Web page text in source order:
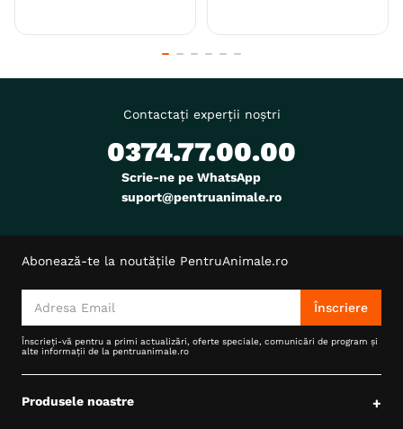
Contactați experții noștri
0374.77.00.00
Scrie-ne pe WhatsApp
suport@pentruanimale.ro
Abonează-te la noutățile PentruAnimale.ro
Înscriere
Înscrieți-vă pentru a primi actualizări, oferte speciale, comunicări de program și
alte informații de la pentruanimale.ro
Produsele noastre +